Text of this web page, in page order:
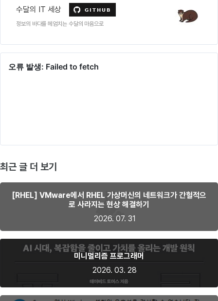
수달의 IT 세상
정보의 바다를 헤엄치는 수달의 마음으로
최근 글 더 보기
[RHEL] VMware에서 RHEL 가상머신의 네트워크가 간헐적으
로 사라지는 현상 해결하기
2026. 07. 31
미니멀리즘 프로그래머
2026. 03. 28